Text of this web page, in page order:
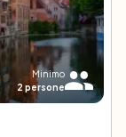
Minimo
2 persone